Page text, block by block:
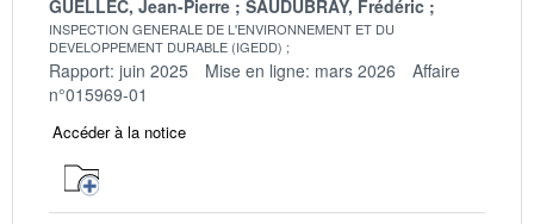
GUELLEC, Jean-Pierre SAUDUBRAY, Frédéric
INSPECTION GENERALE DE L'ENVIRONNEMENT ET DU
DEVELOPPEMENT DURABLE (IGEDD)
Rapport: juin 2025 Mise en ligne: mars 2026
Affaire
n°015969-01
Accéder à la notice